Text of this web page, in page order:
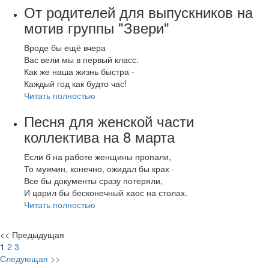
От родителей для выпускников на
мотив группы "Звери"
Вроде бы ещё вчера
Вас вели мы в первый класс.
Как же наша жизнь быстра -
Каждый год как будто час!
Читать полностью
Песня для женской части
коллектива на 8 марта
Если б на работе женщины пропали,
То мужчин, конечно, ожидал бы крах -
Все бы документы сразу потеряли,
И царил бы бесконечный хаос на столах.
Читать полностью
<< Предыдущая
1 2 3
Следующая >>